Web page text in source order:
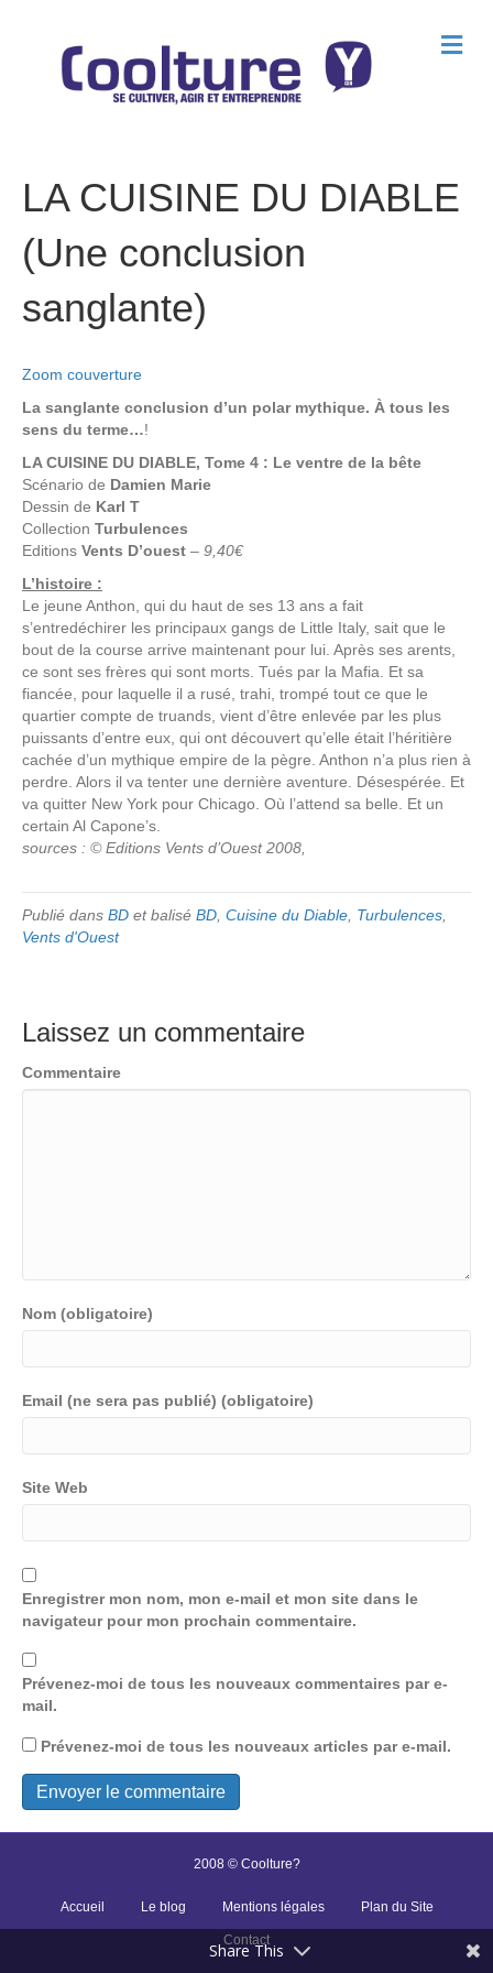
M
e
LA CUISINE DU DIABLE
(Une conclusion
sanglante)
Zoom couverture
La sanglante conclusion d’un polar mythique. À tous les
sens du terme…!
LA CUISINE DU DIABLE, Tome 4 : Le ventre de la bête
Scénario de Damien Marie
Dessin de Karl T
Collection Turbulences
Editions Vents D’ouest – 9,40€
L’histoire :
Le jeune Anthon, qui du haut de ses 13 ans a fait
s’entredéchirer les principaux gangs de Little Italy, sait que le
bout de la course arrive maintenant pour lui. Après ses arents,
ce sont ses frères qui sont morts. Tués par la Mafia. Et sa
fiancée, pour laquelle il a rusé, trahi, trompé tout ce que le
quartier compte de truands, vient d’être enlevée par les plus
puissants d’entre eux, qui ont découvert qu’elle était l’héritière
cachée d’un mythique empire de la pègre. Anthon n’a plus rien à
perdre. Alors il va tenter une dernière aventure. Désespérée. Et
va quitter New York pour Chicago. Où l’attend sa belle. Et un
certain Al Capone’s.
sources : © Editions Vents d’Ouest 2008,
Publié dans BD et balisé BD Cuisine du Diable Turbulences
Vents d'Ouest
Laissez un commentaire
Commentaire
Nom (obligatoire)
Email (ne sera pas publié) (obligatoire)
Site Web
Enregistrer mon nom, mon e-mail et mon site dans le
navigateur pour mon prochain commentaire.
Prévenez-moi de tous les nouveaux commentaires par e-
mail.
Prévenez-moi de tous les nouveaux articles par e-mail.
2008 © Coolture?
Accueil Le blog Mentions légales Plan du Site
Contact
Share This